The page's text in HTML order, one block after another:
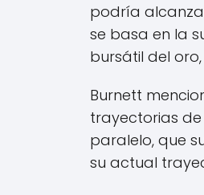
podría
se basa en la
bursátil del
Burnett
trayectorias de
paralelo, que
su actual